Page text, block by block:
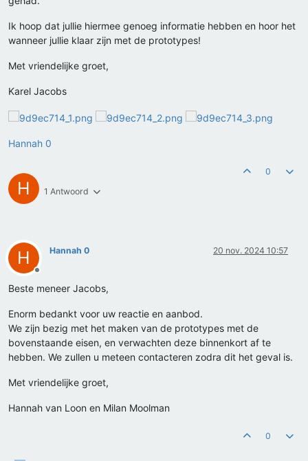
Ik hoop dat jullie hiermee genoeg informatie hebben en hoor het
wanneer jullie klaar zijn met de prototypes!
Met vriendelijke groet,
Karel Jacobs
Hannah 0
H 1 Antwoord
0
H
Offline
Hannah 0 20 nov. 2024 10:57
Beste meneer Jacobs,
Enorm bedankt voor uw reactie en aanbod.
We zijn bezig met het maken van de prototypes met de
bovenstaande eisen, en verwachten deze binnenkort af te
hebben. We zullen u meteen contacteren zodra dit het geval is.
Met vriendelijke groet,
Hannah van Loon en Milan Moolman
0